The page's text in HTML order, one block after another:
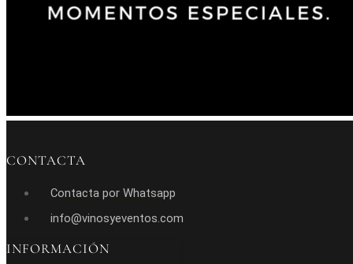
CONTACTA
Contacta por Whatsapp
info@vinosyeventos.com
INFORMACIÓN